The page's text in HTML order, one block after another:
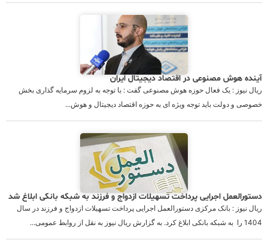
آینده هوش مصنوعی در اقتصاد دیجیتال ایران
ریال نیوز : یک فعال حوزه هوش مصنوعی گفت : با توجه به لزوم سرمایه گذاری بخش
خصوصی و دولت باید توجه ویژه ای به حوزه اقتصاد دیجیتال و هوش...
دستورالعمل اجرایی پرداخت تسهیلات ازدواج و فرزند به شبکه بانکی ابلاغ شد
ریال نیوز : بانک مرکزی دستورالعمل اجرایی پرداخت تسهیلات ازدواج و فرزند در سال
1404 را به شبکه بانکی ابلاغ کرد. به گزارش ریال نیوز به نقل از روابط عمومی...